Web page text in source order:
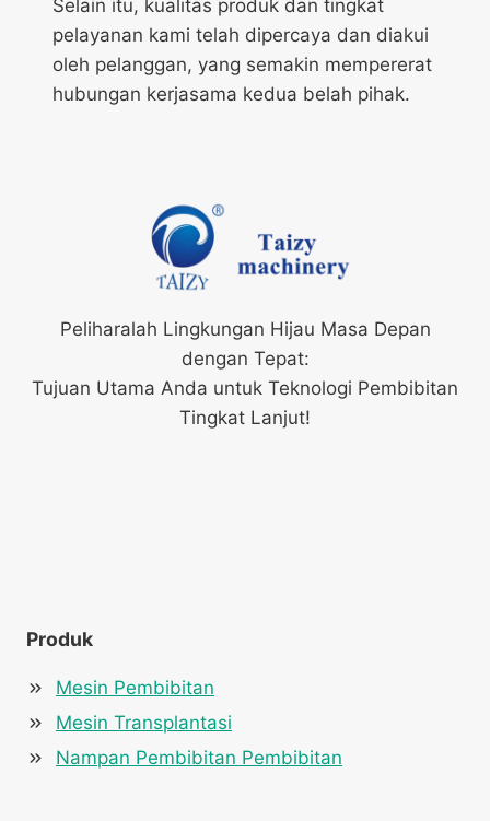
Selain itu, kualitas produk dan tingkat
pelayanan kami telah dipercaya dan diakui
oleh pelanggan, yang semakin mempererat
hubungan kerjasama kedua belah pihak.
Peliharalah Lingkungan Hijau Masa Depan
dengan Tepat:
Tujuan Utama Anda untuk Teknologi Pembibitan
Tingkat Lanjut!
Produk
Mesin Pembibitan
Mesin Transplantasi
Nampan Pembibitan Pembibitan